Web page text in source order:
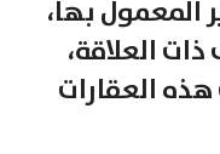
المعمول بها،
العلاقة،
العقارات